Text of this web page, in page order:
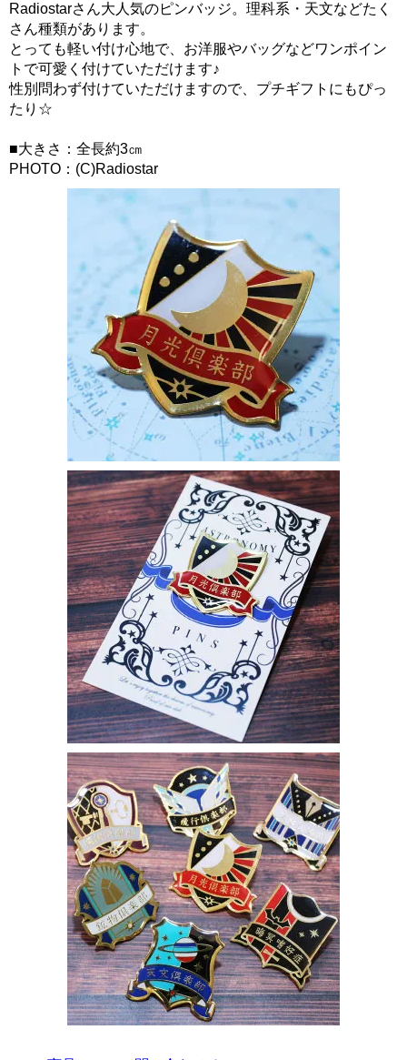
Radiostarさん大人気のピンバッジ。理科系・天文などたく
さん種類があります。
とっても軽い付け心地で、お洋服やバッグなどワンポイン
トで可愛く付けていただけます♪
性別問わず付けていただけますので、プチギフトにもぴっ
たり☆
■大きさ：全長約3㎝
PHOTO：(C)Radiostar